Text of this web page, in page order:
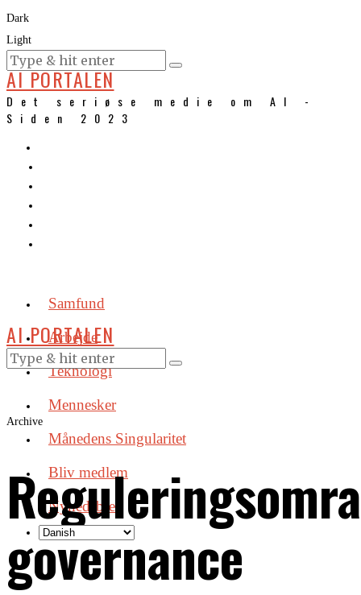
Dark
Light
KURSER
AI PORTALEN
Det seriøse medie om AI -
Siden 2023
Samfund
Arbejde
Teknologi
Mennesker
Månedens Singularitet
Bliv medlem
Nyhedsbrev
AI PORTALEN
Archive
governance